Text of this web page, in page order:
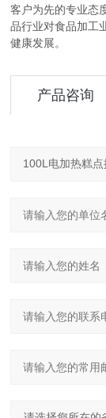
客户为先的专业态
品行业对食品加工
健康发展。
产品咨询